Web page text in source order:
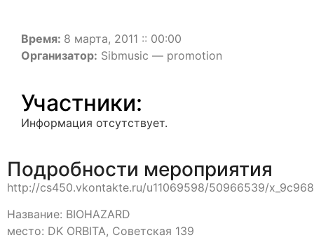
Время: 8 марта, 2011 :: 00:00
Организатор: Sibmusic — promotion
Участники:
Информация отсутствует.
Подробности мероприятия
http://cs450.vkontakte.ru/u11069598/50966539/
Название: BIOHAZARD
место: DK ORBITA, Советская 139